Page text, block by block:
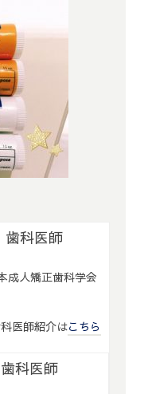
科医師
成人矯正歯科学会
医師紹介はこちら
科医師